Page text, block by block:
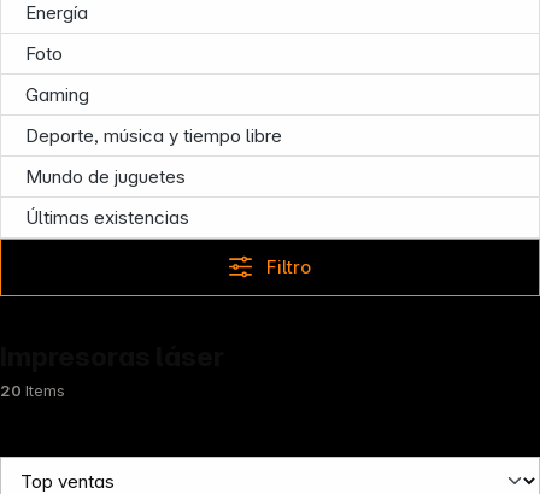
Energía
Foto
Gaming
Deporte, música y tiempo libre
Mundo de juguetes
Últimas existencias
Filtro
20 Items